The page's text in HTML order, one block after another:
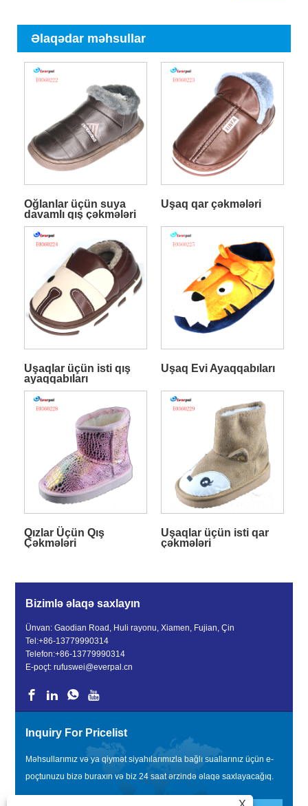
Əlaqədar məhsullar
Oğlanlar üçün suya
davamlı qış çəkmələri
Uşaq qar çəkmələri
Uşaqlar üçün isti qış
ayaqqabıları
Uşaq Evi Ayaqqabıları
Qızlar Üçün Qış
Çəkmələri
Uşaqlar üçün isti qar
çəkmələri
Bizimlə əlaqə saxlayın
Ünvan: Gaodian Road, Huli rayonu, Xiamen, Fujian, Çin
Tel:+86-13779990314
Telefon:+86-13779990314
E-poçt:rufuswei@everpal.cn
Inquiry For Pricelist
Məhsullarımız və ya qiymət siyahılarımızla bağlı suallarınız üçün e-
poçtunuzu bizə buraxın və biz 24 saat ərzində əlaqə saxlayacağıq.